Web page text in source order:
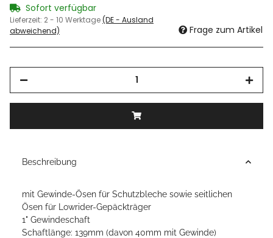
Sofort verfügbar
Lieferzeit: 2 - 10 Werktage(DE - Ausland
abweichend)
Frage zum Artikel
Beschreibung
mit Gewinde-Ösen für Schutzbleche sowie seitlichen
Ösen für Lowrider-Gepäckträger
1" Gewindeschaft
Schaftlänge: 139mm (davon 40mm mit Gewinde)